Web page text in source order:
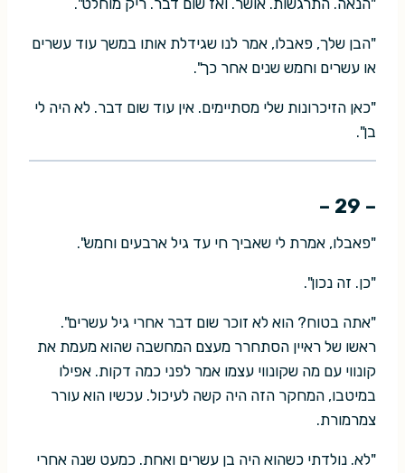
"הבן שלך, פאבלו, אמר לנו שגידלת אותו במשך עוד עשרים
או עשרים וחמש שנים אחר כך".
"כאן הזיכרונות שלי מסתיימים. אין עוד שום דבר. לא היה לי
בן".
– 29 –
"פאבלו, אמרת לי שאביך חי עד גיל ארבעים וחמש".
"כן. זה נכון".
"אתה בטוח? הוא לא זוכר שום דבר אחרי גיל עשרים".
ראשו של ראיין הסתחרר מעצם המחשבה שהוא מעמת את
קונווי עם מה שקונווי עצמו אמר לפני כמה דקות. אפילו
במיטבו, המחקר הזה היה קשה לעיכול. עכשיו הוא עורר
צמרמורת.
"לא. נולדתי כשהוא היה בן עשרים ואחת. כמעט שנה אחרי